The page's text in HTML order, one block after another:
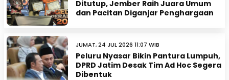
Ditutup, Jember Raih Juara Umum
dan Pacitan Diganjar Penghargaan
JUMAT, 24 JUL 2026 11:07 WIB
Peluru Nyasar Bikin Pantura Lumpuh,
DPRD Jatim Desak Tim Ad Hoc Segera
Dibentuk